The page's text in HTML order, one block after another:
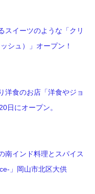
スイーツのような「クリ
シュ）」オープン！
洋食のお店「洋食やジョ
日にオープン。
南インド料理とスパイス
」岡山市北区大供